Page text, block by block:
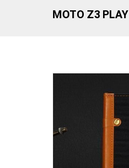
MOTO Z3 PLAY